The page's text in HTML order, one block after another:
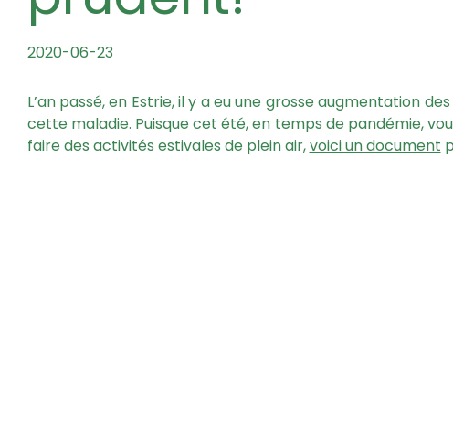
2020-06-23
L’an passé, en Estrie, il y a eu une grosse augmentation
cette maladie. Puisque cet été, en temps de pandémie,
faire des activités estivales de plein air,voici un document